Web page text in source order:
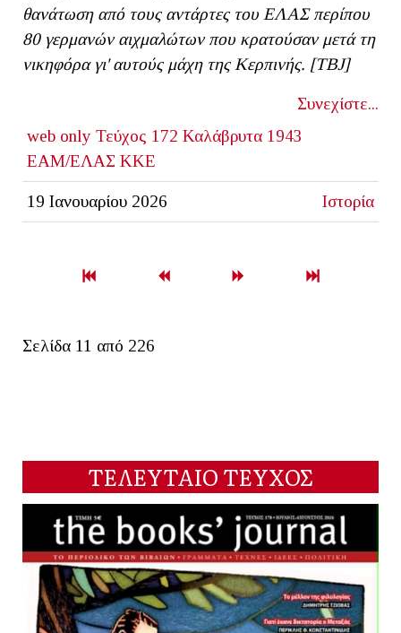
θανάτωση από τους αντάρτες του ΕΛΑΣ περίπου
80 γερμανών αιχμαλώτων που κρατούσαν μετά τη
νικηφόρα γι' αυτούς μάχη της Κερπινής. [TBJ]
Συνεχίστε...
web only Τεύχος 172 Καλάβρυτα 1943
ΕΑΜ/ΕΛΑΣ ΚΚΕ
19 Ιανουαρίου 2026 Ιστορία
Σελίδα 11 από 226
ΤΕΛΕΥΤΑΙΟ ΤΕΥΧΟΣ